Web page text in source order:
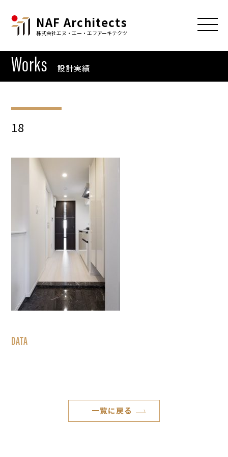
NAF Architects
株式会社エヌ・エー・エフアーキテクツ
Works 設計実績
18
DATA
一覧に戻る